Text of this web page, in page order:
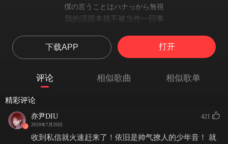
僕の言うことはハナっから無視
我的话跟本就不被当作一回事
因为虫牙疼而去了牙科保健员那里
行き場を無くした奴ならば
无处可去的人
都在墓地中消逝
増し
下载APP 打开
评论 相似歌曲 相似歌单
精彩评论
亦尹DIU
2020年7月20日
421
收到私信就火速赶来了！依旧是帅气撩人的少年音！ 就